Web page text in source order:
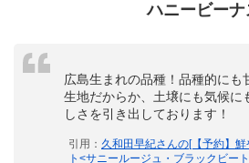
ハニービーナ
広島生まれの品種！品種的にも
生地だからか、土壌にも気候に
しさを引き出しております！
引用： 久和田早紀さんの[【予約】
ト<サニールージュ・ブラックビー